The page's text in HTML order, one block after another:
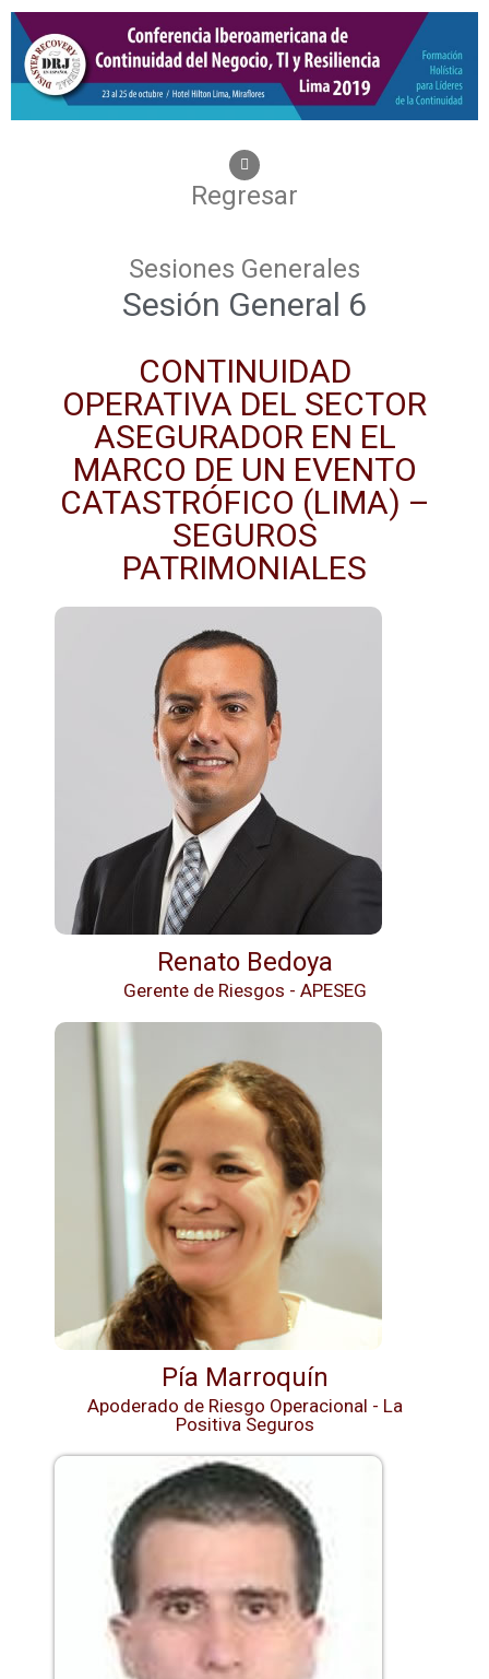
Regresar
Sesiones Generales
Sesión General 6
CONTINUIDAD
OPERATIVA DEL SECTOR
ASEGURADOR EN EL
MARCO DE UN EVENTO
CATASTRÓFICO (LIMA) –
SEGUROS
PATRIMONIALES
Renato Bedoya
Gerente de Riesgos - APESEG
Pía Marroquín
Apoderado de Riesgo Operacional - La
Positiva Seguros